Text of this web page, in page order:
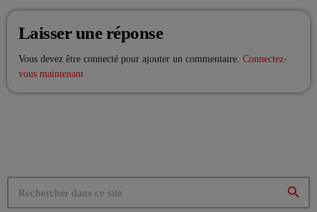
EMISSION EN COURS
DRIVE
L’Aprèm avec Alex 13h/16h
Laisser une réponse
Vous devez être connecté pour ajouter un commentaire. Connectez-
vous maintenant
search